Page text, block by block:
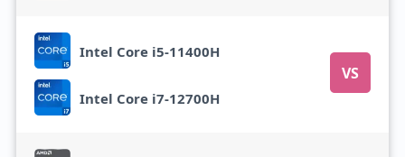
Intel Core i5-11400H
VS
Intel Core i7-12700H